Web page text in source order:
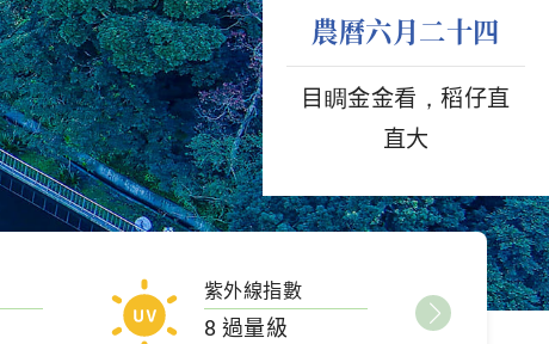
農曆六月二十四
目睭金金看，稻仔直
直大
紫外線指數
8 過量級